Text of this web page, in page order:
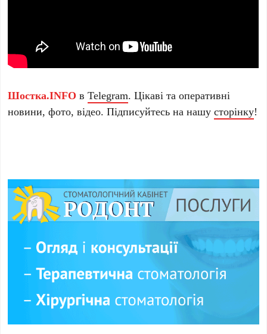
Шостка.INFO вTelegram. Цікаві та оперативні
новини, фото, відео. Підписуйтесь на нашусторінку!